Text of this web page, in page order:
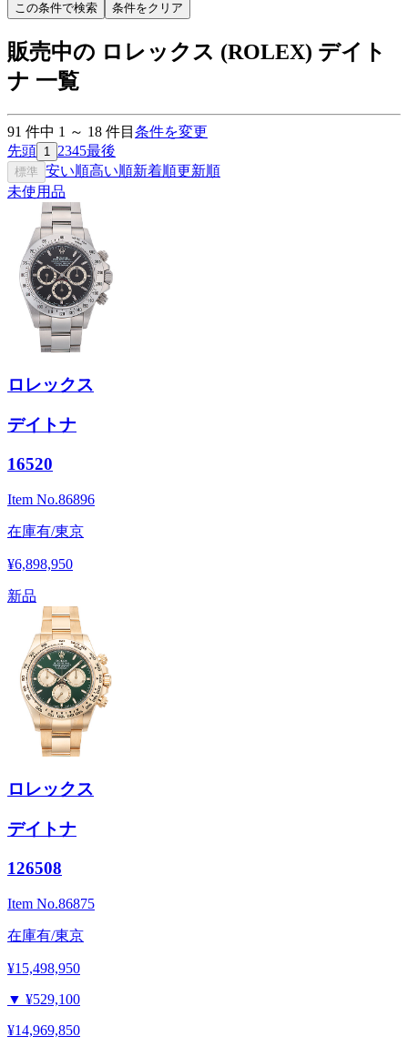
この条件で検索
条件をクリア
販売中の ロレックス (ROLEX) デイト
ナ 一覧
91 件中 1 ～ 18 件目 条件を変更
先頭 1 2345最後
標準 安い順高い順新着順更新順
未使用品
ロレックス
デイトナ
16520
Item No.86896
在庫有/東京
¥6,898,950
新品
ロレックス
デイトナ
126508
Item No.86875
在庫有/東京
¥15,498,950
▼ ¥529,100
¥14,969,850